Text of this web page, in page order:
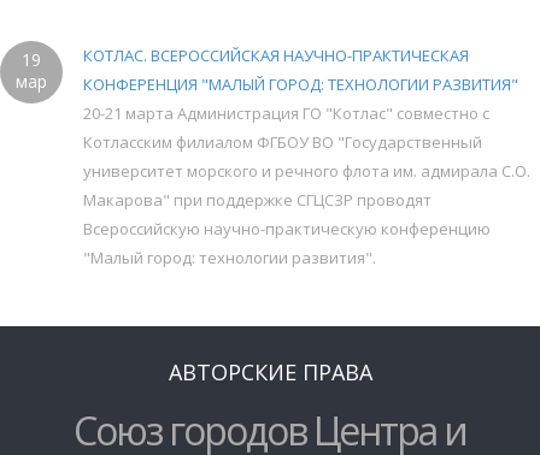
19
мар
КОТЛАС. ВСЕРОССИЙСКАЯ НАУЧНО-ПРАКТИЧЕСКАЯ
КОНФЕРЕНЦИЯ "МАЛЫЙ ГОРОД: ТЕХНОЛОГИИ РАЗВИТИЯ"
20-21 марта Администрация ГО "Котлас" совместно с
Котласским филиалом ФГБОУ ВО "Государственный
университет морского и речного флота им. адмирала С.О.
Макарова" при поддержке СГЦСЗР проводят
Всероссийскую научно-практическую конференцию
"Малый город: технологии развития".
АВТОРСКИЕ ПРАВА
Союз городов Центра и